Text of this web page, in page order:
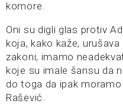
komore.
Oni su digli glas protiv
koja, kako kaže,
zakoni, imamo
koje su imale šansu da
do toga da ipak moramo
Rašević.